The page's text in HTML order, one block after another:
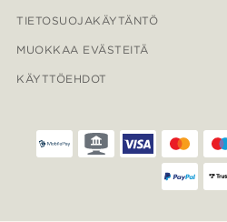
TIETOSUOJAKÄYTÄNTÖ
MUOKKAA EVÄSTEITÄ
KÄYTTÖEHDOT